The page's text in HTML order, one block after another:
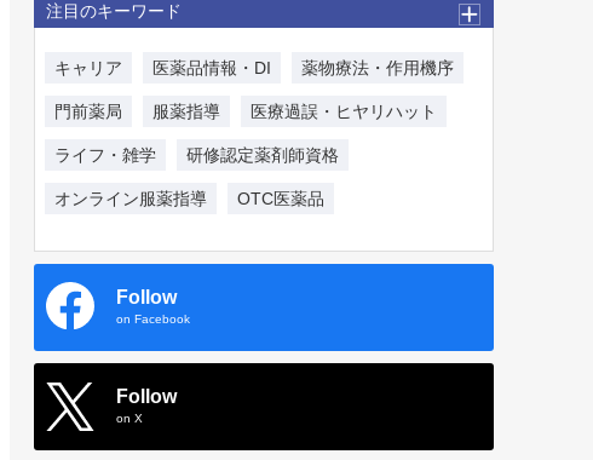
注目のキーワード
キャリア 医薬品情報・DI 薬物療法・作用機序
門前薬局 服薬指導 医療過誤・ヒヤリハット
ライフ・雑学 研修認定薬剤師資格
オンライン服薬指導 OTC医薬品
Follow
on Facebook
Follow
on X